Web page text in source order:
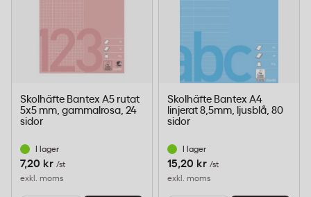
Skolhäfte Bantex A5 rutat
5x5 mm, gammalrosa, 24
sidor
I lager
7,20 kr /st
exkl. moms
Skolhäfte Bantex A4
linjerat 8,5mm, ljusblå, 80
sidor
I lager
15,20 kr /st
exkl. moms